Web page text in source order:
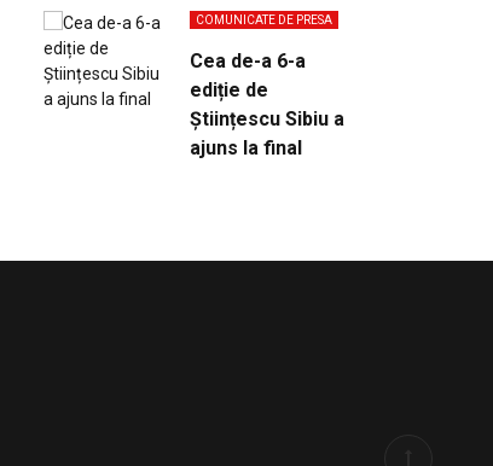
COMUNICATE DE PRESA
Cea de-a 6-a
ediție de
Științescu Sibiu a
ajuns la final